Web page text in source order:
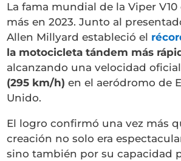
La fama mundial de la Viper
más en 2023. Junto al
Allen Millyard estableció el
la motocicleta tándem más
alcanzando una velocidad
(295 km/h) en el aeródromo de
Unido.
El logro confirmó una vez más
creación no solo era
sino también por su capacidad